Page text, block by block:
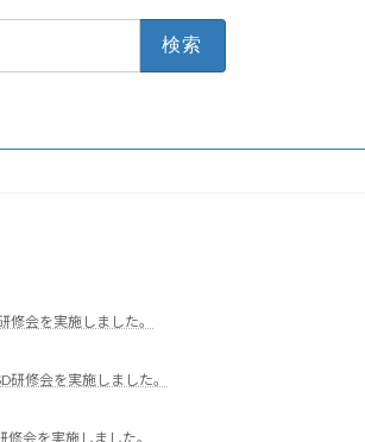
修会を実施しました。
研修会を実施しました。
会を実施しました。